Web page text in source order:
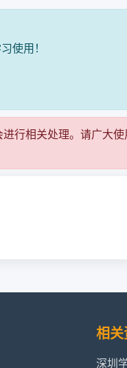
使用！
行相关处理。请广大
相
深圳